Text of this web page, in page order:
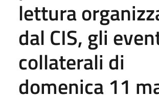
lettura
dal CIS, gli
collaterali di
domenica 11